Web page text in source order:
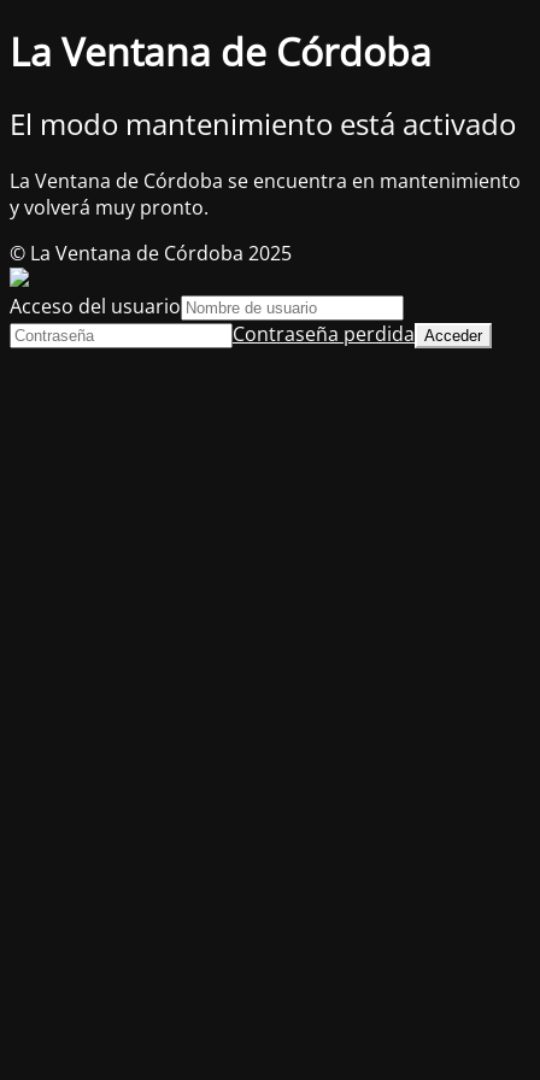
La Ventana de Córdoba
El modo mantenimiento está activado
La Ventana de Córdoba se encuentra en mantenimiento
y volverá muy pronto.
© La Ventana de Córdoba 2025
Acceso del usuario
Contraseña perdida